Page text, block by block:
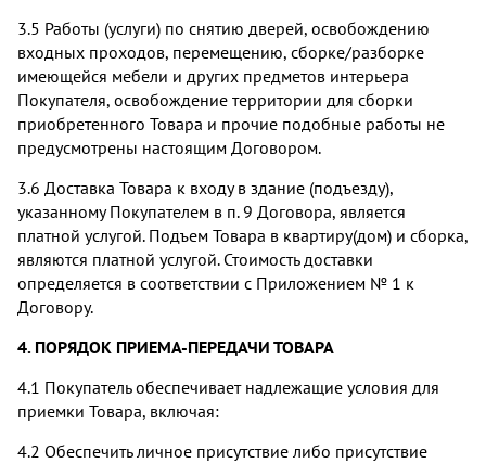
3.5 Работы (услуги) по снятию дверей, освобождению
входных проходов, перемещению, сборке/разборке
имеющейся мебели и других предметов интерьера
Покупателя, освобождение территории для сборки
приобретенного Товара и прочие подобные работы не
предусмотрены настоящим Договором.
3.6 Доставка Товара к входу в здание (подъезду),
указанному Покупателем в п. 9 Договора, является
платной услугой. Подъем Товара в квартиру(дом) и сборка,
являются платной услугой. Стоимость доставки
определяется в соответствии с Приложением № 1 к
Договору.
4. ПОРЯДОК ПРИЕМА-ПЕРЕДАЧИ ТОВАРА
4.1 Покупатель обеспечивает надлежащие условия для
приемки Товара, включая:
4.2 Обеспечить личное присутствие либо присутствие